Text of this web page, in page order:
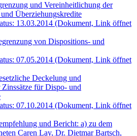
und Vereinheitlichung der
Überziehungskredite
13.03.2014 (Dokument, Link öffnet
von Dispositions- und
07.05.2014 (Dokument, Link öffnet
Deckelung und
für Dispo- und
07.10.2014 (Dokument, Link öffnet
und Bericht: a) zu dem
Caren Lay, Dr. Dietmar Bartsch,